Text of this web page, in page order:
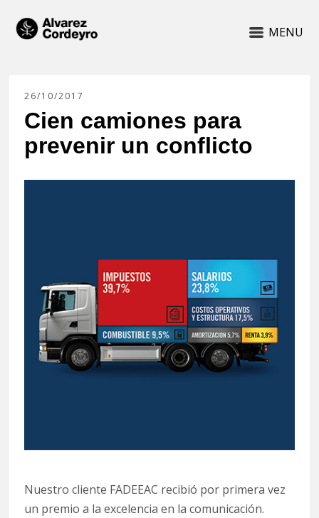
MENU
26/10/2017
Cien camiones para
prevenir un conflicto
Nuestro cliente FADEEAC recibió por primera vez
un premio a la excelencia en la comunicación.